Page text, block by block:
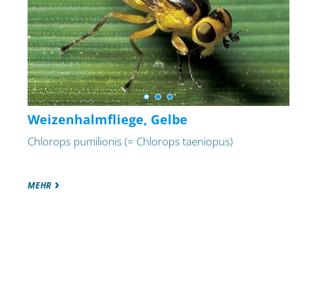
Weizenhalmfliege, Gelbe
Chlorops pumilionis (= Chlorops taeniopus)
MEHR